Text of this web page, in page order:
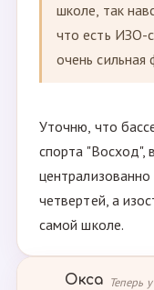
школе, так
что есть ИЗО-
очень сильная
Уточню, что
спорта "Восход",
четвертей, а
самой школе.
Окса Теперь